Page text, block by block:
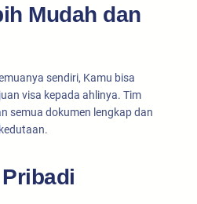
Mudah dan
sendiri, Kamu bisa
visa kepada ahlinya. Tim
semua dokumen lengkap dan